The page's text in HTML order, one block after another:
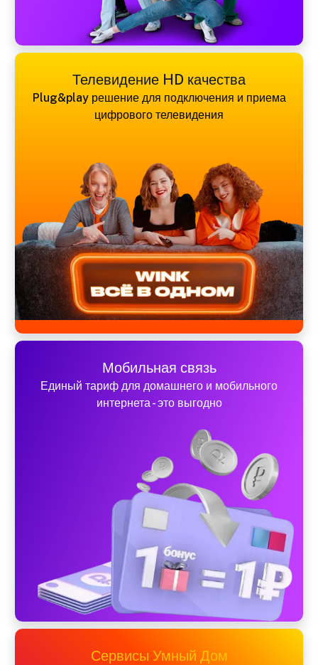
Телевидение HD качества
Plug&play решение для подключения и приема
цифрового телевидения
Мобильная связь
Единый тариф для домашнего и мобильного
интернета - это выгодно
Сервисы Умный Дом